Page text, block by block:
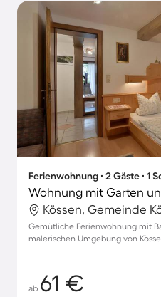
Ferienwohnung ∙ 2 Gäste ∙ 1
Wohnung mit Garten
Kössen, Gemeinde
Gemütliche Ferienwohnung mit
malerischen Umgebung von
ab 61 €